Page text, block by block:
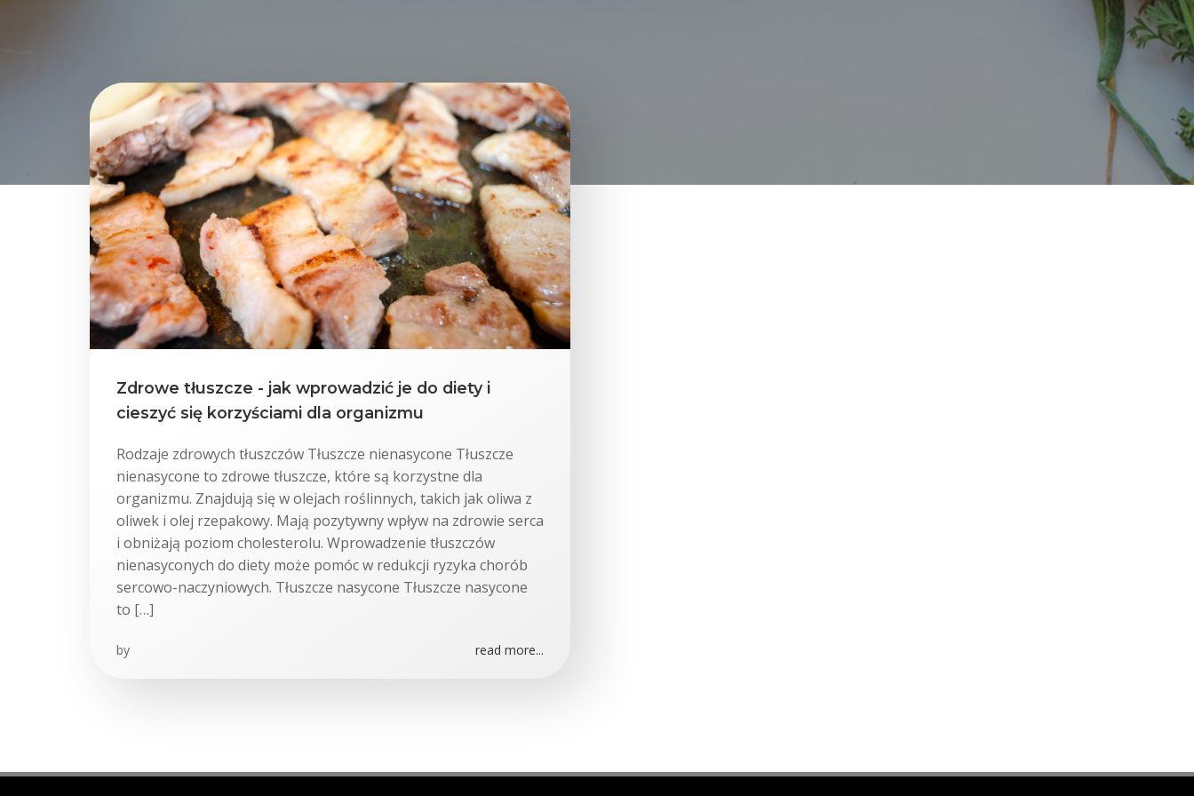
Zdrowe tłuszcze - jak wprowadzić je do diety i
cieszyć się korzyściami dla organizmu
Rodzaje zdrowych tłuszczów Tłuszcze nienasycone Tłuszcze
nienasycone to zdrowe tłuszcze, które są korzystne dla
organizmu. Znajdują się w olejach roślinnych, takich jak oliwa z
oliwek i olej rzepakowy. Mają pozytywny wpływ na zdrowie serca
i obniżają poziom cholesterolu. Wprowadzenie tłuszczów
nienasyconych do diety może pomóc w redukcji ryzyka chorób
sercowo-naczyniowych. Tłuszcze nasycone Tłuszcze nasycone
to […]
by read more...